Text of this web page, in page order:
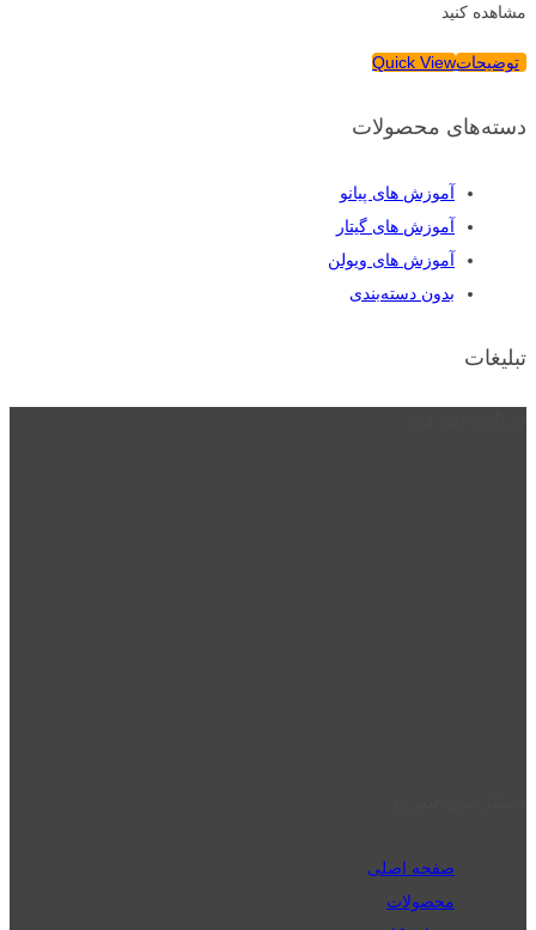
مشاهده کنید
توضیحاتQuick View
دسته‌های محصولات
آموزش های پیانو
آموزش های گیتار
آموزش های ویولن
بدون دسته‌بندی
تبلیغات
صفحه اصلی
محصولات